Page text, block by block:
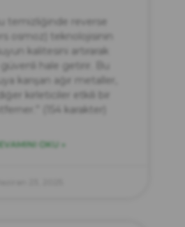
temizliğinde reverse
osmoz) teknolojisinin
kalitesini artırarak
güvenli hale getirir. Bu
karışan ağır metaller,
kirleticiler etkili bir
(154 karakter)
OKU »